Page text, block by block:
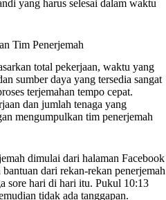
yang harus selesai dalam waktu
Tim Penerjemah
total pekerjaan, waktu yang
sumber daya yang tersedia sangat
terjemahan tempo cepat.
dan jumlah tenaga yang
mengumpulkan tim penerjemah
dimulai dari halaman Facebook
dari rekan-rekan penerjemah
sore hari di hari itu. Pukul 10:13
tidak ada tanggapan.